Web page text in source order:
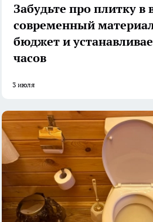
Забудьте про плитку в
современный
бюджет и
часов
3 июля